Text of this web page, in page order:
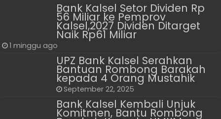
Bank Kalsel Setor Dividen Rp
56 Miliar ke Pemprov
Kalsel,2027 Dividen Ditarget
Naik Rp61 Miliar
1 minggu ago
UPZ Bank Kalsel Serahkan
Bantuan Rombong Barakah
kepada 4 Orang Mustahik
September 22, 2025
Bank Kalsel Kembali Unjuk
Komitmen, Bantu Rombong